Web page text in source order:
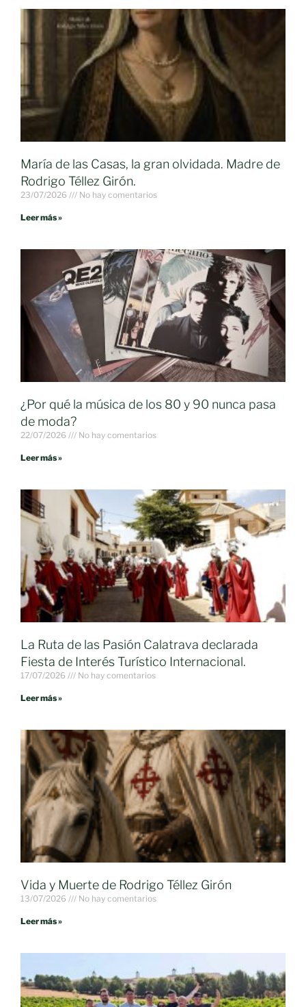
María de las Casas, la gran olvidada. Madre de
Rodrigo Téllez Girón.
23/07/2026 No hay comentarios
Leer más »
¿Por qué la música de los 80 y 90 nunca pasa
de moda?
22/07/2026 No hay comentarios
Leer más »
La Ruta de las Pasión Calatrava declarada
Fiesta de Interés Turístico Internacional.
17/07/2026 No hay comentarios
Leer más »
Vida y Muerte de Rodrigo Téllez Girón
13/07/2026 No hay comentarios
Leer más »